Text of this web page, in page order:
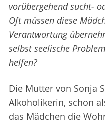
vorübergehend sucht-
Oft müssen diese
Verantwortung
selbst seelische
helfen?
Die Mutter von Sonja
Alkoholikerin, schon
das Mädchen die